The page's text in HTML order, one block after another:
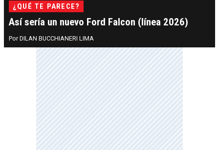
¿QUÉ TE PARECE?
Así sería un nuevo Ford Falcon (línea 2026)
DILAN BUCCHIANERI LIMA